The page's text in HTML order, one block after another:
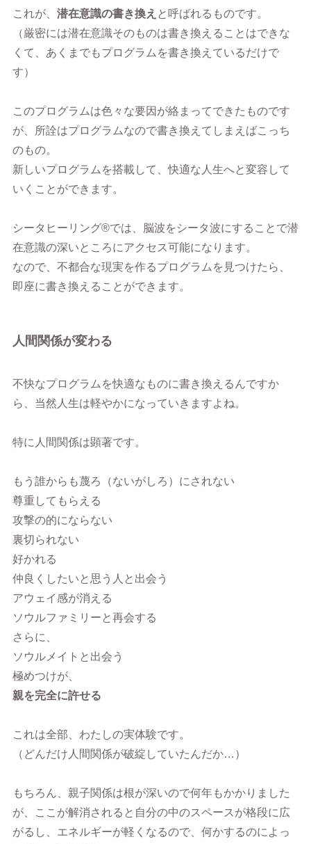
これが、 潜在意識の書き換え と呼ばれるものです。
（厳密には潜在意識そのものは書き換えることはできな
くて、あくまでもプログラムを書き換えているだけで
す）
このプログラムは色々な要因が絡まってできたものです
が、所詮はプログラムなので書き換えてしまえばこっち
のもの。
新しいプログラムを搭載して、快適な人生へと変容して
いくことができます。
シータヒーリング®︎では、脳波をシータ波にすることで潜
在意識の深いところにアクセス可能になります。
なので、不都合な現実を作るプログラムを見つけたら、
即座に書き換えることができます。
人間関係が変わる
不快なプログラムを快適なものに書き換えるんですか
ら、当然人生は軽やかになっていきますよね。
特に人間関係は顕著です。
もう誰からも蔑ろ（ないがしろ）にされない
尊重してもらえる
攻撃の的にならない
裏切られない
好かれる
仲良くしたいと思う人と出会う
アウェイ感が消える
ソウルファミリーと再会する
さらに、
ソウルメイトと出会う
極めつけが、
親を完全に許せる
これは全部、わたしの実体験です。
（どんだけ人間関係が破綻していたんだか…）
もちろん、親子関係は根が深いので何年もかかりました
が、ここが解消されると自分の中のスペースが格段に広
がるし、エネルギーが軽くなるので、何かするのによっ